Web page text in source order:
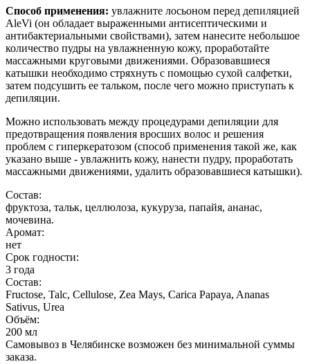
Способ применения: увлажните лосьоном перед депиляцией
AleVi (он обладает выраженными антисептическими и
антибактериальными свойствами), затем нанесите небольшое
количество пудры на увлажненную кожу, проработайте
массажными круговыми движениями. Образовавшиеся
катышки необходимо стряхнуть с помощью сухой салфетки,
затем подсушить ее тальком, после чего можно приступать к
депиляции.
Можно использовать между процедурами депиляции для
предотвращения появления вросших волос и решения
проблем с гиперкератозом (способ применения такой же, как
указано выше - увлажнить кожу, нанести пудру, проработать
массажными движениями, удалить образовавшиеся катышки).
Состав:
фруктоза, тальк, целлюлоза, кукуруза, папайя, ананас,
мочевина.
Аромат:
нет
Срок годности:
3 года
Состав:
Fructose, Talc, Cellulose, Zea Mays, Carica Papaya, Ananas
Sativus, Urea
Объём:
200 мл
Самовывоз в Челябинске возможен без минимальной суммы
заказа.